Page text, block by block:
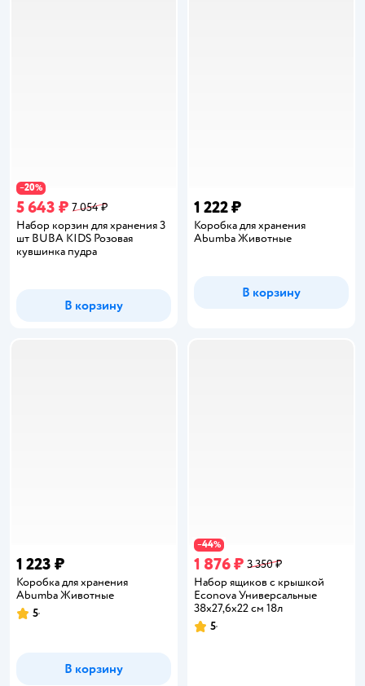
−20%
5 643 ₽ 7 054 ₽
Набор корзин для хранения 3
шт BUBA KIDS Розовая
кувшинка пудра
В корзину
1 222 ₽
Коробка для хранения
Abumba Животные
В корзину
1 223 ₽
Коробка для хранения
Abumba Животные
Рейтинг:
5
В корзину
−44%
1 876 ₽ 3 350 ₽
Набор ящиков с крышкой
Econova Универсальные
38х27,6х22 см 18л
Рейтинг:
5